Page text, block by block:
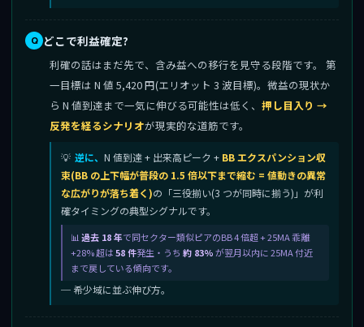
どこで利益確定?
利確の話はまだ先で、含み益への移行を見守る段階です。 第
一目標は N 値 5,420 円(エリオット 3 波目標)。微益の現状か
ら N 値到達まで一気に伸びる可能性は低く、 押し目入り →
反発を経るシナリオが現実的な道筋です。
逆に、 N 値到達 + 出来高ピーク + BB エクスパンション収
束(BB の上下幅が普段の 1.5 倍以下まで縮む = 値動きの異常
な広がりが落ち着く)の「三役揃い(3 つが同時に揃う)」が利
確タイミングの典型シグナルです。
過去 18 年で同セクター類似ピアのBB 4 倍超 + 25MA 乖離
+28% 超は58 件発生・うち 約 83%が翌月以内に 25MA 付近
まで戻している傾向です。
─ 希少域に並ぶ伸び方。